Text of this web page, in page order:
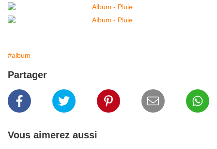
#album
Partager
Vous aimerez aussi